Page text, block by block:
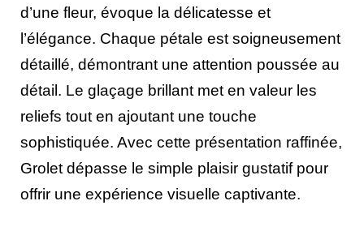
d’une fleur, évoque la délicatesse et
l’élégance. Chaque pétale est soigneusement
détaillé, démontrant une attention poussée au
détail. Le glaçage brillant met en valeur les
reliefs tout en ajoutant une touche
sophistiquée. Avec cette présentation raffinée,
Grolet dépasse le simple plaisir gustatif pour
offrir une expérience visuelle captivante.